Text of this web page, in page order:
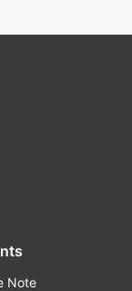
Note